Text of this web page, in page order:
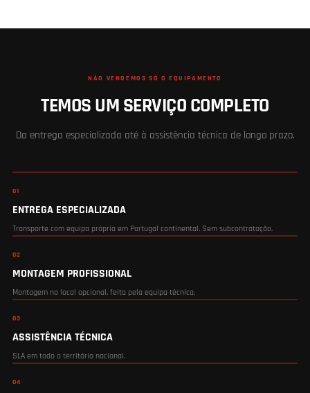
NÃO VENDEMOS SÓ O EQUIPAMENTO
TEMOS UM SERVIÇO COMPLETO
Da entrega especializada até à assistência técnica de longo prazo.
01
ENTREGA ESPECIALIZADA
Transporte com equipa própria em Portugal continental. Sem subcontratação.
02
MONTAGEM PROFISSIONAL
Montagem no local opcional, feita pela equipa técnica.
03
ASSISTÊNCIA TÉCNICA
SLA em todo o território nacional.
04